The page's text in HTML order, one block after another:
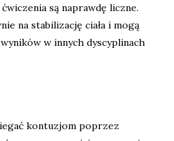
są naprawdę liczne.
na stabilizację ciała i mogą
w innych dyscyplinach
kontuzjom poprzez